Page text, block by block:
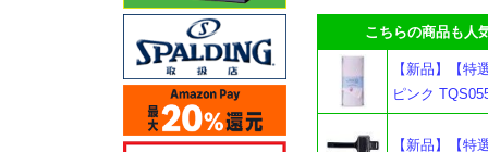
こちらの商品も人気
【新品】【特
ピンク
【新品】【特